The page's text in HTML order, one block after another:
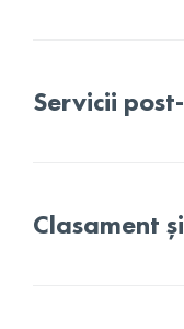
Servicii
Clasament